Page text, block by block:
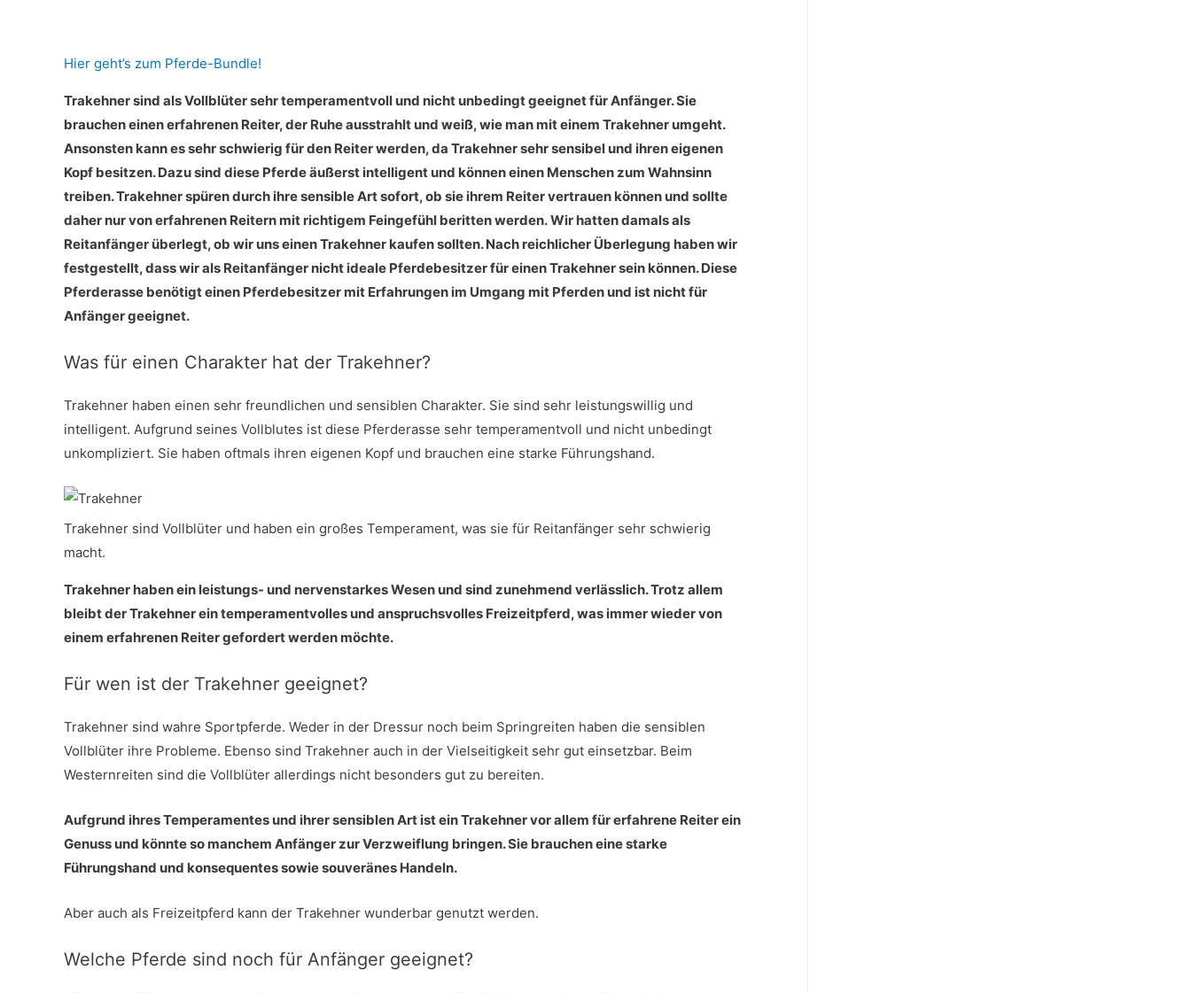
Hier geht’s zum Pferde-Bundle!
Trakehner sind als Vollblüter sehr temperamentvoll und nicht unbedingt geeignet für Anfänger. Sie
brauchen einen erfahrenen Reiter, der Ruhe ausstrahlt und weiß, wie man mit einem Trakehner umgeht.
Ansonsten kann es sehr schwierig für den Reiter werden, da Trakehner sehr sensibel und ihren eigenen
Kopf besitzen. Dazu sind diese Pferde äußerst intelligent und können einen Menschen zum Wahnsinn
treiben. Trakehner spüren durch ihre sensible Art sofort, ob sie ihrem Reiter vertrauen können und sollte
daher nur von erfahrenen Reitern mit richtigem Feingefühl beritten werden. Wir hatten damals als
Reitanfänger überlegt, ob wir uns einen Trakehner kaufen sollten. Nach reichlicher Überlegung haben wir
festgestellt, dass wir als Reitanfänger nicht ideale Pferdebesitzer für einen Trakehner sein können. Diese
Pferderasse benötigt einen Pferdebesitzer mit Erfahrungen im Umgang mit Pferden und ist nicht für
Anfänger geeignet.
Was für einen Charakter hat der Trakehner?
Trakehner haben einen sehr freundlichen und sensiblen Charakter. Sie sind sehr leistungswillig und
intelligent. Aufgrund seines Vollblutes ist diese Pferderasse sehr temperamentvoll und nicht unbedingt
unkompliziert. Sie haben oftmals ihren eigenen Kopf und brauchen eine starke Führungshand.
Trakehner sind Vollblüter und haben ein großes Temperament, was sie für Reitanfänger sehr schwierig
macht.
Trakehner haben ein leistungs- und nervenstarkes Wesen und sind zunehmend verlässlich. Trotz allem
bleibt der Trakehner ein temperamentvolles und anspruchsvolles Freizeitpferd, was immer wieder von
einem erfahrenen Reiter gefordert werden möchte.
Für wen ist der Trakehner geeignet?
Trakehner sind wahre Sportpferde. Weder in der Dressur noch beim Springreiten haben die sensiblen
Vollblüter ihre Probleme. Ebenso sind Trakehner auch in der Vielseitigkeit sehr gut einsetzbar. Beim
Westernreiten sind die Vollblüter allerdings nicht besonders gut zu bereiten.
Aufgrund ihres Temperamentes und ihrer sensiblen Art ist ein Trakehner vor allem für erfahrene Reiter ein
Genuss und könnte so manchem Anfänger zur Verzweiflung bringen. Sie brauchen eine starke
Führungshand und konsequentes sowie souveränes Handeln.
Aber auch als Freizeitpferd kann der Trakehner wunderbar genutzt werden.
Welche Pferde sind noch für Anfänger geeignet?